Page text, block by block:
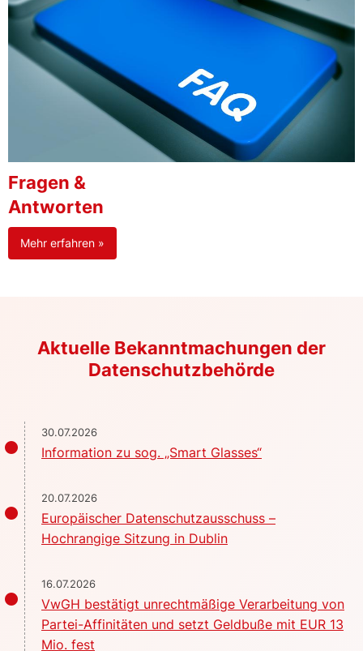
Fragen &
Antworten
Mehr erfahren »
Aktuelle Bekanntmachungen der
Datenschutzbehörde
30.07.2026
Information zu sog. „Smart Glasses“
20.07.2026
Europäischer Datenschutzausschuss –
Hochrangige Sitzung in Dublin
16.07.2026
VwGH bestätigt unrechtmäßige Verarbeitung von
Partei-Affinitäten und setzt Geldbuße mit EUR 13
Mio. fest